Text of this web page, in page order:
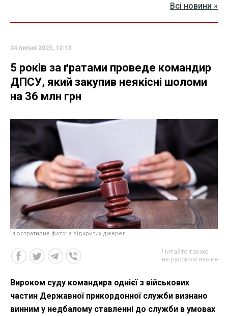
Всі новини »
04 липня 2025, 10:13
5 років за ґратами проведе командир
ДПСУ, який закупив неякісні шоломи
на 36 млн грн
ілюстративне фото: з відкритих джерел
Читайте также
на русском языке
Вироком суду командира однієї з військових
частин Державної прикордонної служби визнано
винним у недбалому ставленні до служби в умовах